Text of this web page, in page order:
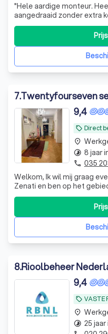
"Hele aardige monteur.
aangedraaid zonder extra
verstopping waar ik voor
Goede service waren
voor herhaling vatbaar
7.Twentyfourseven
local_offer Direct
9,4
Welkom, Ik wil mij graag even voorstellen, mijn naam is
Zenati en ben op het
aangewezen persoon! Ik
en geen probleem is voor mij te groot.
en geef volledige garantie.
place
timelapse 8 jaar
phone 035
8.Rioolbeheer
local_offer VASTE
9,4
place
timelapse 25